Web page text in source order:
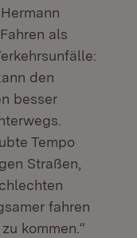
als
den
besser
Tempo
Straßen,
fahren
kommen.“